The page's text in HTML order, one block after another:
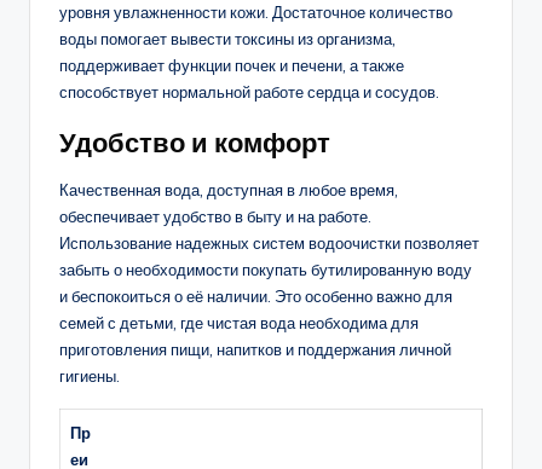
уровня увлажненности кожи. Достаточное количество
воды помогает вывести токсины из организма,
поддерживает функции почек и печени, а также
способствует нормальной работе сердца и сосудов.
Удобство и комфорт
Качественная вода, доступная в любое время,
обеспечивает удобство в быту и на работе.
Использование надежных систем водоочистки позволяет
забыть о необходимости покупать бутилированную воду
и беспокоиться о её наличии. Это особенно важно для
семей с детьми, где чистая вода необходима для
приготовления пищи, напитков и поддержания личной
гигиены.
Пр
еи